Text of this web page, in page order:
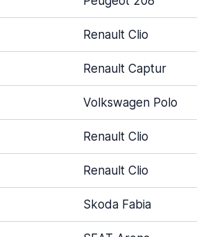
Renault Clio
Renault Captur
Volkswagen Polo
Renault Clio
Renault Clio
Skoda Fabia